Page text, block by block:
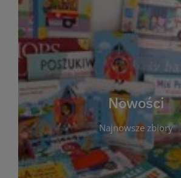
Nowości
Najnowsze zbiory
W tej sekcji prezentujemy
audiobooki oraz filmy, które
zbiorów Miejskiej Biblioteki
Starachowicach. Regularnie
aby Czytelnicy mogli na bieżąco
tytuły i najciekawsze premiery
pozycja opatrzona jest krótkim
informacją o dostępności w
do częstych odwiedzin – nowości
niemal każdego tygodnia! Dzięki